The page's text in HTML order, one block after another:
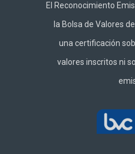
El Reconocimiento
la Bolsa de Valores
una certificación
valores inscritos ni